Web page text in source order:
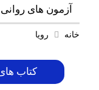
آزمون های روانی
خانه رویا
کتاب